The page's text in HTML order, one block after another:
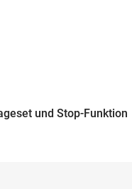
und Stop-Funktion